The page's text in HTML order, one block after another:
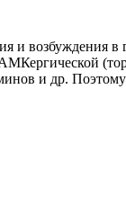
возбуждения
и др.